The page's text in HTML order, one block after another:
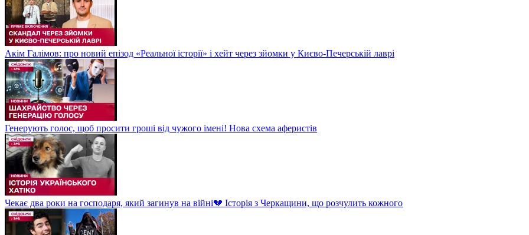
Акім Галімов: про новий епізод «Реальної історії» і хейт через зйомки у Києво-Печерській лаврі
Генерують голос, щоб просити гроші від чужого імені! Нова схема аферистів
Чекає два роки на господаря, який загинув на війні💔 Історія з Черкащини, що розчулить кожного